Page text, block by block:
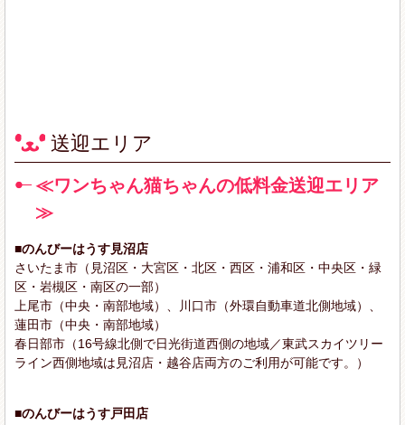
送迎エリア
≪ワンちゃん猫ちゃんの低料金送迎エリア
≫
■のんびーはうす見沼店
さいたま市（見沼区・大宮区・北区・西区・浦和区・中央区・緑
区・岩槻区・南区の一部）
上尾市（中央・南部地域）、川口市（外環自動車道北側地域）、
蓮田市（中央・南部地域）
春日部市（16号線北側で日光街道西側の地域／東武スカイツリー
ライン西側地域は見沼店・越谷店両方のご利用が可能です。）
■のんびーはうす戸田店